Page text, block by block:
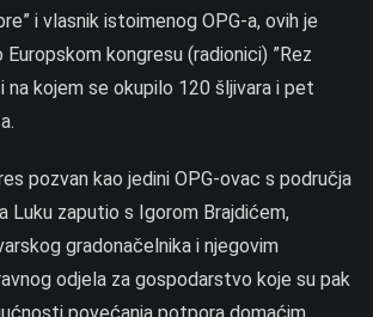
i vlasnik istoimenog OPG-a, ovih je
kongresu (radionici) ”Rez
na kojem se okupilo 120 šljivara i pet
pozvan kao jedini OPG-ovac s područja
Luku zaputio s Igorom Brajdićem,
gradonačelnika i njegovim
odjela za gospodarstvo koje su pak